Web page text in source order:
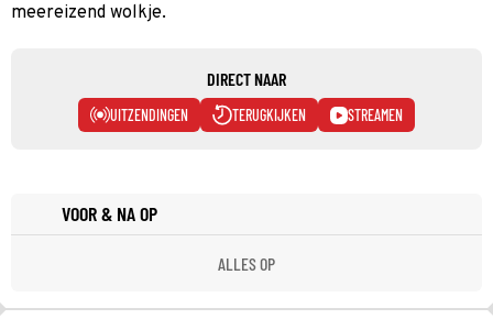
meereizend wolkje.
DIRECT NAAR
UITZENDINGEN TERUGKIJKEN STREAMEN
VOOR & NA OP
ALLES OP